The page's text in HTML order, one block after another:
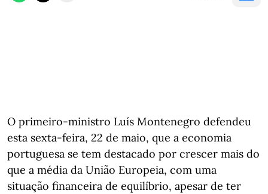
O primeiro-ministro Luís Montenegro defendeu
esta sexta-feira, 22 de maio, que a economia
portuguesa se tem destacado por crescer mais do
que a média da União Europeia, com uma
situação financeira de equilíbrio, apesar de ter